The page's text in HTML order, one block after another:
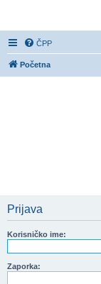
ČPP
Početna
Prijava
Korisničko ime:
Zaporka: